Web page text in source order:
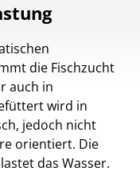
die Fischzucht
auch in
wird in
jedoch nicht
orientiert. Die
das Wasser.